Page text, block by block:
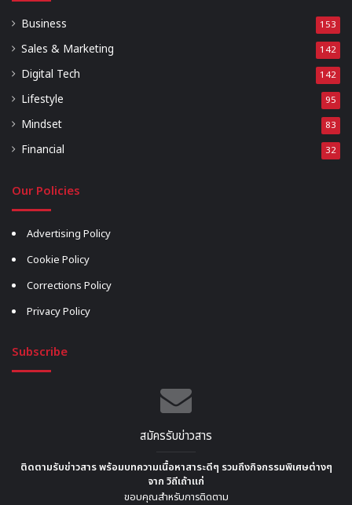
Business 153
Sales & Marketing 142
Digital Tech 142
Lifestyle 95
Mindset 83
Financial 32
Our Policies
Advertising Policy
Cookie Policy
Corrections Policy
Privacy Policy
Subscribe
สมัครรับข่าวสาร
ติดตามรับข่าวสาร พร้อมบทความเนื้อหาสาระดีๆ รวมถึงกิจกรรมพิเศษต่างๆ
จาก วิถีเถ้าแก่
ขอบคุณสำหรับการติดตาม